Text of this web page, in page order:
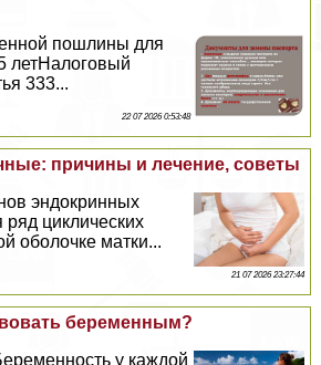
пошлины для
летНалоговый
333...
22 07 2026 0:53:48
причины и лечение, советы
эндокринных
циклических
оболочке матки...
21 07 2026 23:27:44
беременным?
у каждой